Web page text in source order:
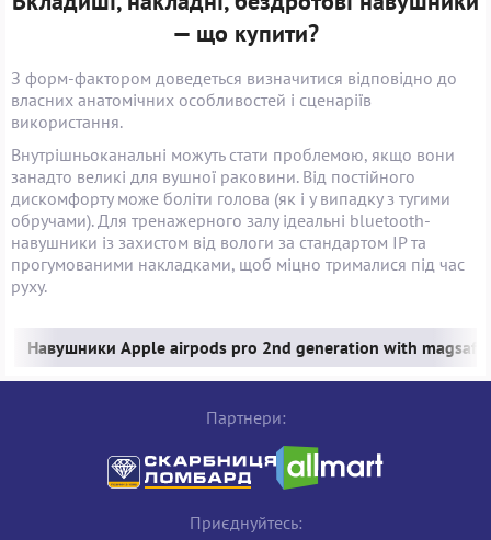
— що купити?
З форм-фактором доведеться визначитися відповідно до
власних анатомічних особливостей і сценаріїв
використання.
Внутрішньоканальні можуть стати проблемою, якщо вони
занадто великі для вушної раковини. Від постійного
дискомфорту може боліти голова (як і у випадку з тугими
обручами). Для тренажерного залу ідеальні bluetooth-
навушники із захистом від вологи за стандартом IP та
прогумованими накладками, щоб міцно трималися під час
руху.
Навушники Apple airpods pro 2nd generation with magsafe
Партнери:
Приєднуйтесь: